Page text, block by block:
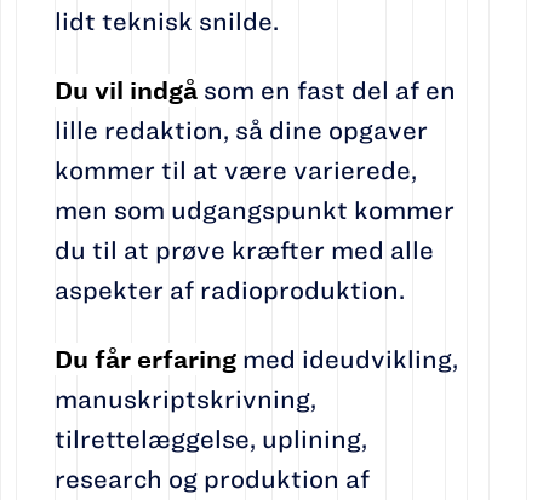
lidt teknisk snilde.
Du vil indgåsom en fast del af en
lille redaktion, så dine opgaver
kommer til at være varierede,
men som udgangspunkt kommer
du til at prøve kræfter med alle
aspekter af radioproduktion.
Du får erfaringmed ideudvikling,
manuskriptskrivning,
tilrettelæggelse, uplining,
research og produktion af